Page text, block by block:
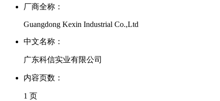
厂商全称：
Guangdong Kexin Industrial Co.,Ltd
中文名称：
广东科信实业有限公司
内容页数：
1 页